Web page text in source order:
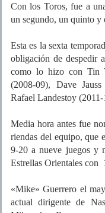
Con los Toros, fue a
un segundo, un quinto
Esta es la sexta
obligación de despedir
como lo hizo con Tin
(2008-09), Dave
Rafael Landestoy (2011-
Media hora antes fue
riendas del equipo, que
9-20 a nueve juegos y
Estrellas Orientales con
«Mike» Guerrero el
actual dirigente de